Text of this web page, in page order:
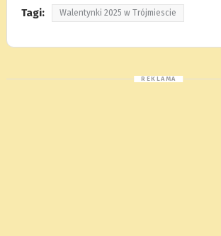
Tagi: Walentynki 2025 w Trójmiescie